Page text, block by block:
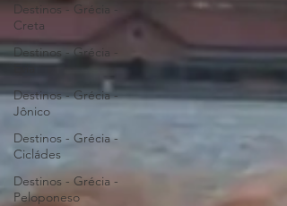
Destinos - Grécia -
Creta
Destinos - Grécia -
Evia
Destinos - Grécia -
Jônico
Destinos - Grécia -
Cicládes
Destinos - Grécia -
Peloponeso